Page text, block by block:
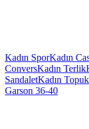
Kadın SporKadın
ConversKadın Terlik
SandaletKadın
Garson 36-40